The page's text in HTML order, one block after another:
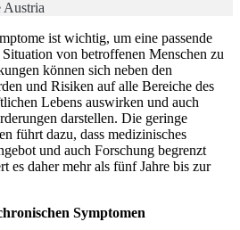
Austria
ist wichtig, um eine passende
von betroffenen Menschen zu
können sich neben den
und Risiken auf alle Bereiche des
Lebens auswirken und auch
darstellen. Die geringe
führt dazu, dass medizinisches
und auch Forschung begrenzt
es daher mehr als fünf Jahre bis zur
Symptomen